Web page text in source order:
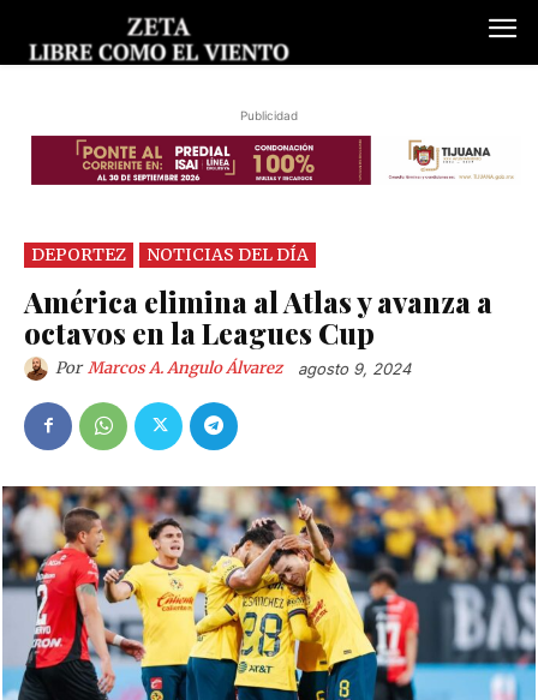
Publicidad
DEPORTEZ NOTICIAS DEL DÍA
América elimina al Atlas y avanza a
octavos en la Leagues Cup
Por Marcos A. Angulo Álvarez agosto 9, 2024